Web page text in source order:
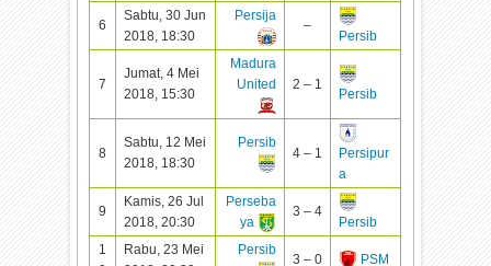
6
Sabtu, 30 Jun
2018, 18:30
Persija
–
Persib
7
Jumat, 4 Mei
2018, 15:30
Madura
United
2 – 1
Persib
8
Sabtu, 12 Mei
2018, 18:30
Persib
4 – 1
Persipur
a
9
Kamis, 26 Jul
2018, 20:30
Perseba
ya
3 – 4
Persib
1
Rabu, 23 Mei
Persib
3 – 0 PSM